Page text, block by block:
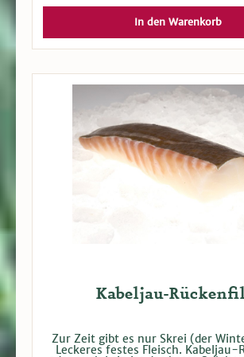
Tomatensauce (90 g netto / 65 g
In den Warenkorb
Kabeljau-
Zur Zeit gibt es nur Skrei (der
Leckeres festes Fleisch.